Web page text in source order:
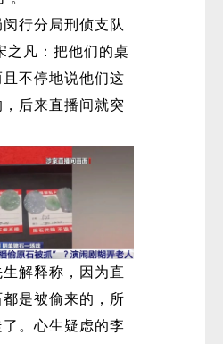
闵行分局刑侦支队
之凡：把他们的桌
不停地说他们这
后来直播间就突
解释称，因为直
是被偷来的，所
了。心生疑虑的李